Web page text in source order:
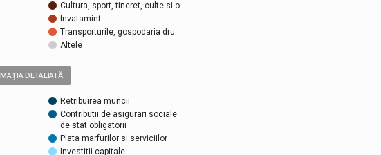
Cultura, sport, tineret, culte si o…
Invatamint
Transporturile, gospodaria dru…
Altele
DETALIATĂ
Retribuirea muncii
Contributii de asigurari sociale
de stat obligatorii
Plata marfurilor si serviciilor
Investitii capitale